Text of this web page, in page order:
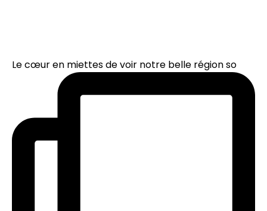
Le cœur en miettes de voir notre belle région so